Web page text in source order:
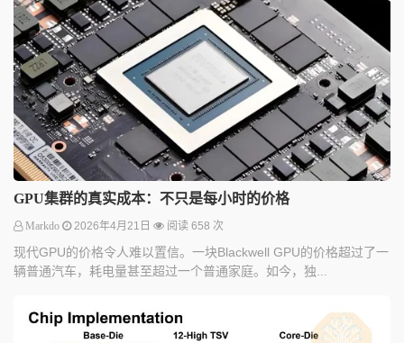
GPU集群的真实成本：不只是每小时的价格
Markdo 2026年4月21日 阅读 658 次
现代GPU的价格令人难以置信。一块Blackwell GPU的价格超过了一
辆普通汽车，耗电量甚至超过一个普通家庭。如今，独...